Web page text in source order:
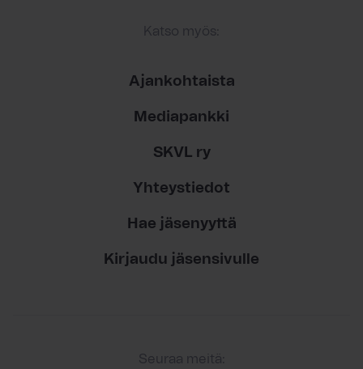
Katso myös:
Ajankohtaista
Mediapankki
SKVL ry
Yhteystiedot
Hae jäsenyyttä
Kirjaudu jäsensivulle
Seuraa meitä: